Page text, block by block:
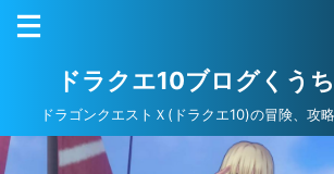
ドラクエ10ブログくう
ドラゴンクエストＸ(ドラクエ10)の冒険、攻